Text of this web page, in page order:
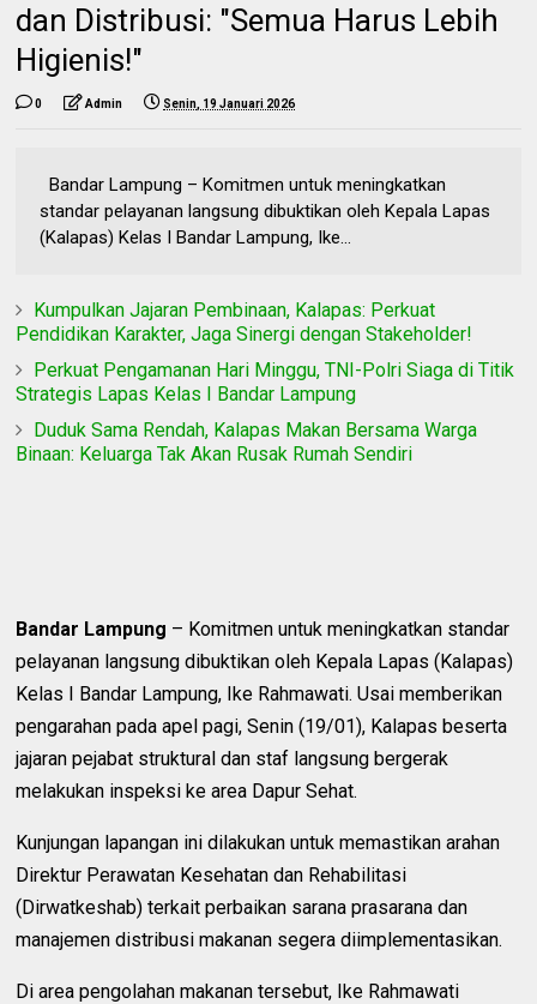
dan Distribusi: "Semua Harus Lebih
Higienis!"
0 Admin Senin, 19 Januari 2026
Bandar Lampung – Komitmen untuk meningkatkan
standar pelayanan langsung dibuktikan oleh Kepala Lapas
(Kalapas) Kelas I Bandar Lampung, Ike...
Kumpulkan Jajaran Pembinaan, Kalapas: Perkuat
Pendidikan Karakter, Jaga Sinergi dengan Stakeholder!
Perkuat Pengamanan Hari Minggu, TNI-Polri Siaga di Titik
Strategis Lapas Kelas I Bandar Lampung
Duduk Sama Rendah, Kalapas Makan Bersama Warga
Binaan: Keluarga Tak Akan Rusak Rumah Sendiri
Bandar Lampung – Komitmen untuk meningkatkan standar
pelayanan langsung dibuktikan oleh Kepala Lapas (Kalapas)
Kelas I Bandar Lampung, Ike Rahmawati. Usai memberikan
pengarahan pada apel pagi, Senin (19/01), Kalapas beserta
jajaran pejabat struktural dan staf langsung bergerak
melakukan inspeksi ke area Dapur Sehat.
Kunjungan lapangan ini dilakukan untuk memastikan arahan
Direktur Perawatan Kesehatan dan Rehabilitasi
(Dirwatkeshab) terkait perbaikan sarana prasarana dan
manajemen distribusi makanan segera diimplementasikan.
Di area pengolahan makanan tersebut, Ike Rahmawati